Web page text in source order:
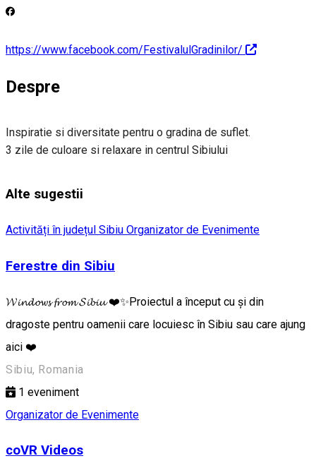
https://www.facebook.com/FestivalulGradinilor/
Despre
Inspiratie si diversitate pentru o gradina de suflet.
3 zile de culoare si relaxare in centrul Sibiului
Alte sugestii
Activități în județul Sibiu Organizator de Evenimente
Ferestre din Sibiu
𝓦𝓲𝓷𝓭𝓸𝔀𝓼 𝓯𝓻𝓸𝓶 𝓢𝓲𝓫𝓲𝓾 ❤️✨Proiectul a început cu și din
dragoste pentru oamenii care locuiesc în Sibiu sau care ajung
aici ❤️
Sibiu, Romania
1 eveniment
Organizator de Evenimente
coVR Videos